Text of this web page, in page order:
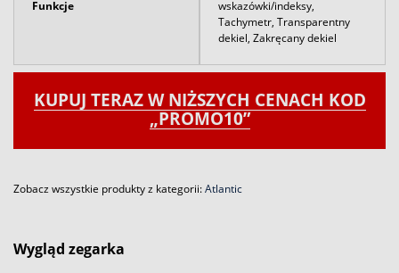
Funkcje
wskazówki/indeksy,
Tachymetr, Transparentny
dekiel, Zakręcany dekiel
KUPUJ TERAZ W NIŻSZYCH CENACH KOD
„PROMO10”
Zobacz wszystkie produkty z kategorii:Atlantic
Wygląd zegarka